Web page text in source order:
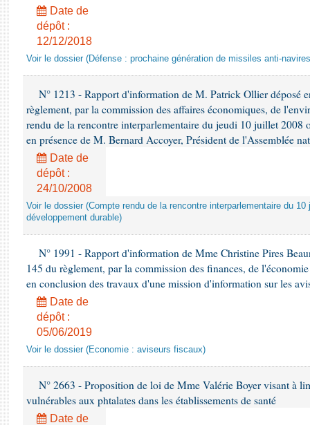
Date de
dépôt :
12/12/2018
Voir le dossier (Défense : prochaine génération de missiles anti-
N° 1213 - Rapport d'information de M. Patrick Ollier déposé
règlement, par la commission des affaires économiques, de
rendu de la rencontre interparlementaire du jeudi 10 juillet 2008
en présence de M. Bernard Accoyer, Président de l'Assemblée
Date de
dépôt :
24/10/2008
Voir le dossier (Compte rendu de la rencontre interparlementaire du
développement durable)
N° 1991 - Rapport d'information de Mme Christine Pires
145 du règlement, par la commission des finances, de
en conclusion des travaux d'une mission d'information sur les
Date de
dépôt :
05/06/2019
Voir le dossier (Economie : aviseurs fiscaux)
N° 2663 - Proposition de loi de Mme Valérie Boyer visant à
vulnérables aux phtalates dans les établissements de santé
Date de